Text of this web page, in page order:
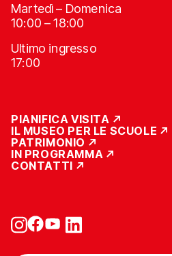
Martedì – Domenica
10:00 – 18:00
Ultimo ingresso
17:00
PIANIFICA VISITA
IL MUSEO PER LE SCUOLE
PATRIMONIO
IN PROGRAMMA
CONTATTI